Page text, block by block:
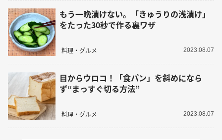
もう一晩漬けない。「きゅうりの浅漬け」
をたった30秒で作る裏ワザ
料理・グルメ 2023.08.07
目からウロコ！「食パン」を斜めになら
ず“まっすぐ切る方法”
料理・グルメ 2023.08.07